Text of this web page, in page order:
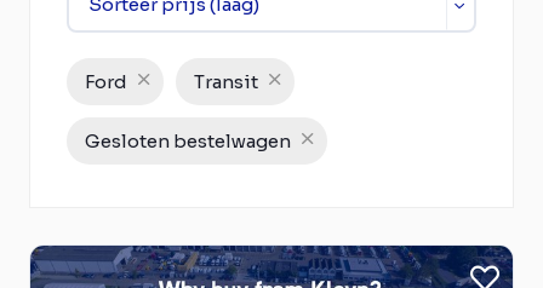
Ford Transit
Gesloten bestelwagen